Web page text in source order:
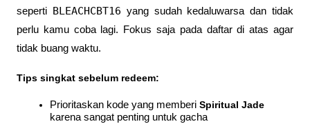
seperti BLEACHCBT16 yang sudah kedaluwarsa dan tidak
perlu kamu coba lagi. Fokus saja pada daftar di atas agar
tidak buang waktu.
Tips singkat sebelum redeem:
Prioritaskan kode yang memberi Spiritual Jade
karena sangat penting untuk gacha